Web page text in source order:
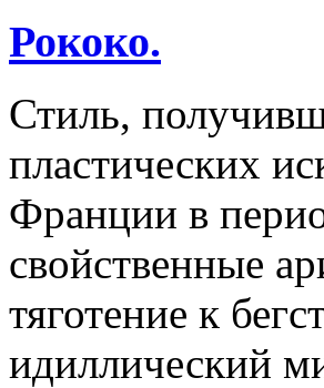
Рококо.
Стиль,
пластических
Франции в
свойственные
тяготение к
идиллический